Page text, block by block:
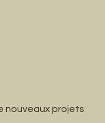
nouveaux projets